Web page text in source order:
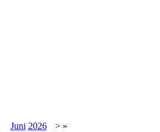
Juni 2026 > »